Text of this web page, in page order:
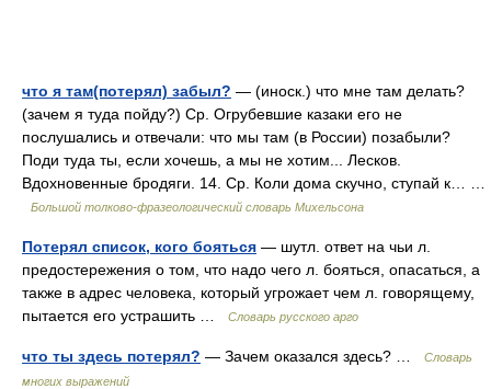
что я там(потерял) забыл? — (иноск.) что мне там делать?
(зачем я туда пойду?) Ср. Огрубевшие казаки его не
послушались и отвечали: что мы там (в России) позабыли?
Поди туда ты, если хочешь, а мы не хотим... Лесков.
Вдохновенные бродяги. 14. Ср. Коли дома скучно, ступай к… …
Большой толково-фразеологический словарь Михельсона
Потерял список, кого бояться — шутл. ответ на чьи л.
предостережения о том, что надо чего л. бояться, опасаться, а
также в адрес человека, который угрожает чем л. говорящему,
пытается его устрашить …
Словарь русского арго
что ты здесь потерял? — Зачем оказался здесь? …
Словарь
многих выражений